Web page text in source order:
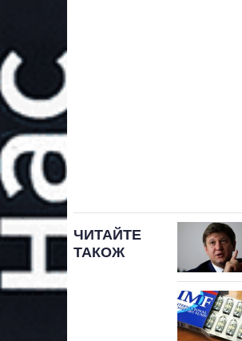
ЧИТАЙТЕ
ТАКОЖ